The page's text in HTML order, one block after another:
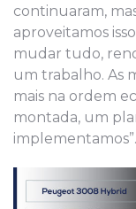
continuaram,
aproveitamos
mudar tudo,
um trabalho. As
mais na ordem
montada, um
implementamos”.